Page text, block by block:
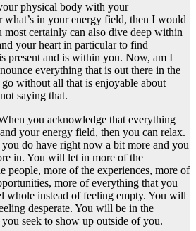
physical body with your
what’s in your energy field, then I would
most certainly can also dive deep within
your heart in particular to find
present and is within you. Now, am I
everything that is out there in the
without all that is enjoyable about
saying that.
you acknowledge that everything
your energy field, then you can relax.
do have right now a bit more and you
in. You will let in more of the
people, more of the experiences, more of
more of everything that you
whole instead of feeling empty. You will
desperate. You will be in the
seek to show up outside of you.